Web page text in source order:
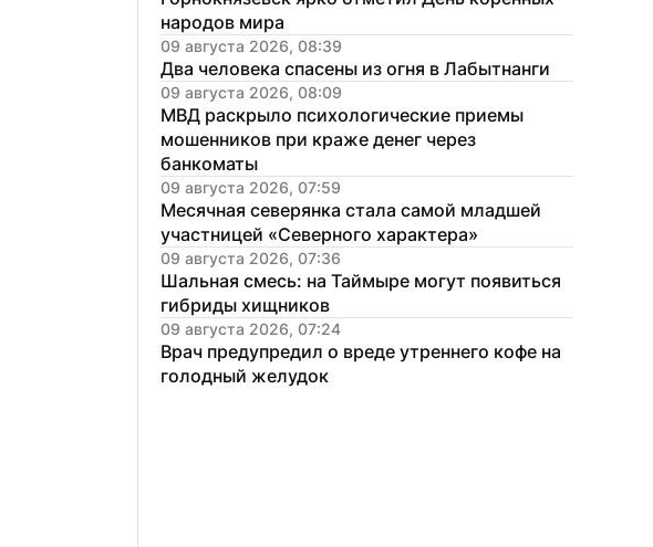
народов мира
09 августа 2026, 08:39
Два человека спасены из огня в Лабытнанги
09 августа 2026, 08:09
МВД раскрыло психологические приемы
мошенников при краже денег через
банкоматы
09 августа 2026, 07:59
Месячная северянка стала самой младшей
участницей «Северного характера»
09 августа 2026, 07:36
Шальная смесь: на Таймыре могут появиться
гибриды хищников
09 августа 2026, 07:24
Врач предупредил о вреде утреннего кофе на
голодный желудок